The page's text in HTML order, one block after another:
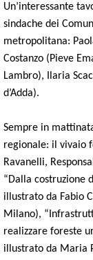
Un’interessante
sindache dei
metropolitana:
Costanzo (Pieve
Lambro), Ilaria
d’Adda).
Sempre in
regionale: il vivaio
Ravanelli,
“Dalla costruzione
illustrato da Fabio
Milano),
realizzare foreste
illustrato da Maria